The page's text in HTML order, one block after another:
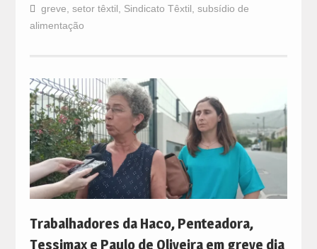
greve, setor têxtil, Sindicato Têxtil, subsídio de
alimentação
Trabalhadores da Haco, Penteadora,
Tessimax e Paulo de Oliveira em greve dia